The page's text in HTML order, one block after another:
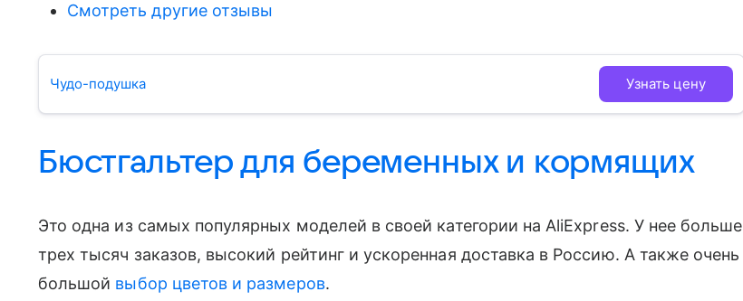
Смотреть другие отзывы
Чудо-подушка Узнать цену
Бюстгальтер для беременных и кормящих
Это одна из самых популярных моделей в своей категории на AliExpress. У нее больше
трех тысяч заказов, высокий рейтинг и ускоренная доставка в Россию. А также очень
большой выбор цветов и размеров.